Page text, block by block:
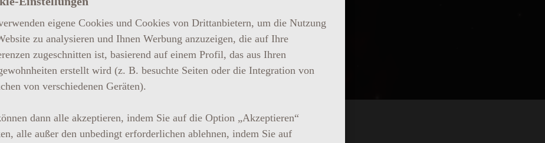
28 Juni, 26 Juli, 24 September
eigene Cookies und Cookies von Drittanbietern, um die Nutzung
zu analysieren und Ihnen Werbung anzuzeigen, die auf Ihre
zugeschnitten ist, basierend auf einem Profil, das aus Ihren
erstellt wird (z. B. besuchte Seiten oder die Integration von
von verschiedenen Geräten).
dann alle akzeptieren, indem Sie auf die Option „Akzeptieren“
alle außer den unbedingt erforderlichen ablehnen, indem Sie auf